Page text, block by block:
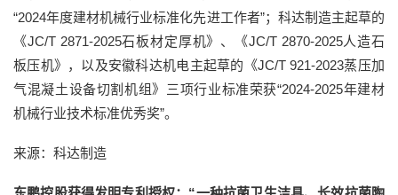
“2024年度建材机械行业标准化先进工作者”；科达制造主起草的
《JC/T 2871-2025石板材定厚机》、《JC/T 2870-2025人造石
板压机》，以及安徽科达机电主起草的《JC/T 921-2023蒸压加
气混凝土设备切割机组》三项行业标准荣获“2024-2025年建材
机械行业技术标准优秀奖”。
来源：科达制造